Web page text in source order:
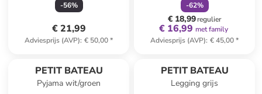
-56%
€ 21,99
Adviesprijs (AVP): € 50,00*
-62%
€ 18,99regulier
€ 16,99 met family
Adviesprijs (AVP): € 45,00*
PETIT BATEAU
Pyjama wit/groen
PETIT BATEAU
Legging grijs